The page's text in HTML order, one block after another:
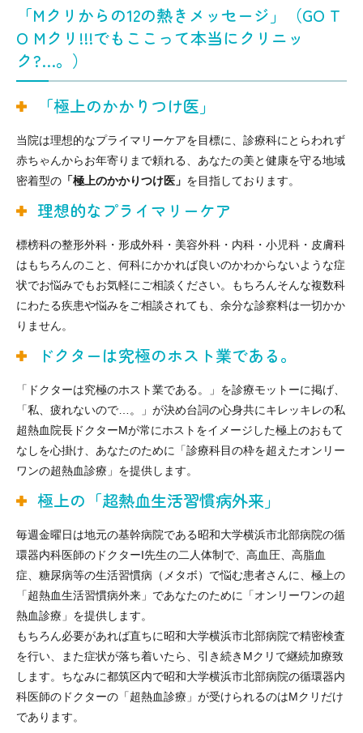
「Mクリからの12の熱きメッセージ」（GO T
O Mクリ!!!でもここって本当にクリニッ
ク?…。）
「極上のかかりつけ医」
当院は理想的なプライマリーケアを目標に、診療科にとらわれず
赤ちゃんからお年寄りまで頼れる、あなたの美と健康を守る地域
密着型の 「極上のかかりつけ医」 を目指しております。
理想的なプライマリーケア
標榜科の整形外科・形成外科・美容外科・内科・小児科・皮膚科
はもちろんのこと、何科にかかれば良いのかわからないような症
状でお悩みでもお気軽にご相談ください。もちろんそんな複数科
にわたる疾患や悩みをご相談されても、余分な診察料は一切かか
りません。
ドクターは究極のホスト業である。
「ドクターは究極のホスト業である。」を診療モットーに掲げ、
「私、疲れないので…。」が決め台詞の心身共にキレッキレの私
超熱血院長ドクターMが常にホストをイメージした極上のおもて
なしを心掛け、あなたのために「診療科目の枠を超えたオンリー
ワンの超熱血診療」を提供します。
極上の「超熱血生活習慣病外来」
毎週金曜日は地元の基幹病院である昭和大学横浜市北部病院の循
環器内科医師のドクターI先生の二人体制で、高血圧、高脂血
症、糖尿病等の生活習慣病（メタボ）で悩む患者さんに、極上の
「超熱血生活習慣病外来」であなたのために「オンリーワンの超
熱血診療」を提供します。
もちろん必要があれば直ちに昭和大学横浜市北部病院で精密検査
を行い、また症状が落ち着いたら、引き続きMクリで継続加療致
します。ちなみに都筑区内で昭和大学横浜市北部病院の循環器内
科医師のドクターの「超熱血診療」が受けられるのはMクリだけ
であります。